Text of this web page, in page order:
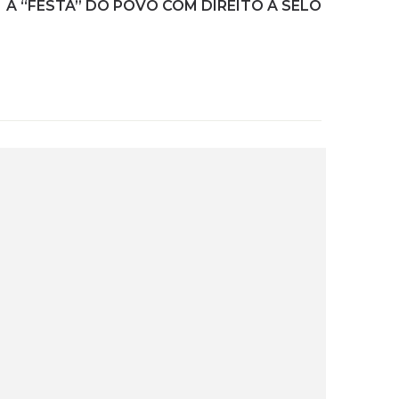
A “FESTA” DO POVO COM DIREITO A SELO